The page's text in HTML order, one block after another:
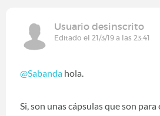
Usuario desinscrito
Editado el 21/3/19 a las 23:41
@Sabanda ‍ hola.
Si, son unas cápsulas que son para